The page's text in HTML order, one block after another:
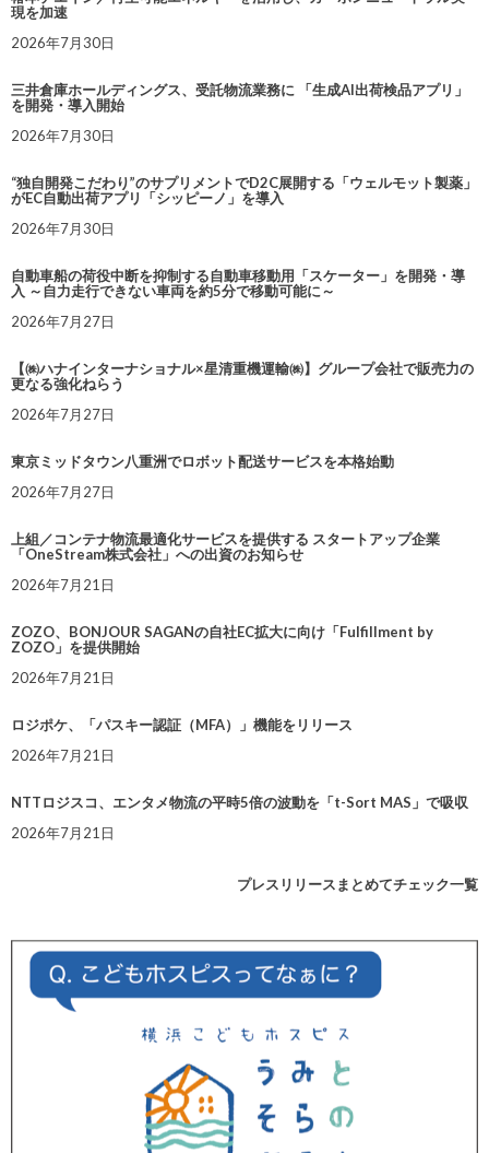
現を加速
2026年7月30日
三井倉庫ホールディングス、受託物流業務に 「生成AI出荷検品アプリ」
を開発・導入開始
2026年7月30日
“独自開発こだわり”のサプリメントでD2C展開する「ウェルモット製薬」
がEC自動出荷アプリ「シッピーノ」を導入
2026年7月30日
自動車船の荷役中断を抑制する自動車移動用「スケーター」を開発・導
入 ～自力走行できない車両を約5分で移動可能に～
2026年7月27日
【㈱ハナインターナショナル×星清重機運輸㈱】グループ会社で販売力の
更なる強化ねらう
2026年7月27日
東京ミッドタウン八重洲でロボット配送サービスを本格始動
2026年7月27日
上組／コンテナ物流最適化サービスを提供する スタートアップ企業
「OneStream株式会社」への出資のお知らせ
2026年7月21日
ZOZO、BONJOUR SAGANの自社EC拡大に向け「Fulfillment by
ZOZO」を提供開始
2026年7月21日
ロジポケ、「パスキー認証（MFA）」機能をリリース
2026年7月21日
NTTロジスコ、エンタメ物流の平時5倍の波動を「t-Sort MAS」で吸収
2026年7月21日
プレスリリースまとめてチェック一覧